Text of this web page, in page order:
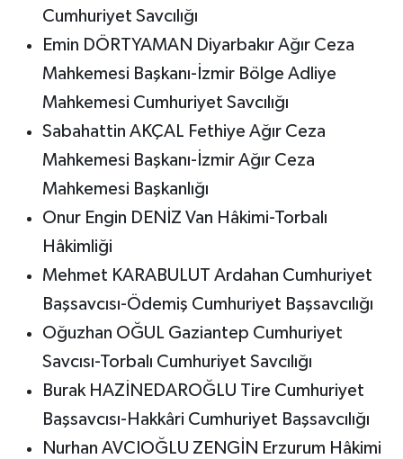
Cumhuriyet Savcılığı
Emin DÖRTYAMAN Diyarbakır Ağır Ceza
Mahkemesi Başkanı-İzmir Bölge Adliye
Mahkemesi Cumhuriyet Savcılığı
Sabahattin AKÇAL Fethiye Ağır Ceza
Mahkemesi Başkanı-İzmir Ağır Ceza
Mahkemesi Başkanlığı
Onur Engin DENİZ Van Hâkimi-Torbalı
Hâkimliği
Mehmet KARABULUT Ardahan Cumhuriyet
Başsavcısı-Ödemiş Cumhuriyet Başsavcılığı
Oğuzhan OĞUL Gaziantep Cumhuriyet
Savcısı-Torbalı Cumhuriyet Savcılığı
Burak HAZİNEDAROĞLU Tire Cumhuriyet
Başsavcısı-Hakkâri Cumhuriyet Başsavcılığı
Nurhan AVCIOĞLU ZENGİN Erzurum Hâkimi